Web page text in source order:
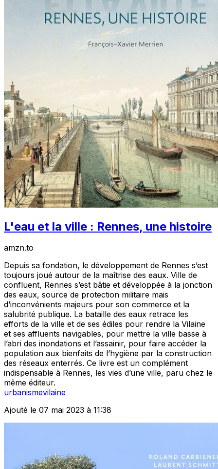
L'eau et la ville : Rennes, une histoire
amzn.to
Depuis sa fondation, le développement de Rennes s’est
toujours joué autour de la maîtrise des eaux. Ville de
confluent, Rennes s’est bâtie et développée à la jonction
des eaux, source de protection militaire mais
d’inconvénients majeurs pour son commerce et la
salubrité publique. La bataille des eaux retrace les
efforts de la ville et de ses édiles pour rendre la Vilaine
et ses affluents navigables, pour mettre la ville basse à
l’abri des inondations et l’assainir, pour faire accéder la
population aux bienfaits de l’hygiène par la construction
des réseaux enterrés. Ce livre est un complément
indispensable à Rennes, les vies d’une ville, paru chez le
même éditeur.
urbanismevilaine
Ajouté le 07 mai 2023 à 11:38